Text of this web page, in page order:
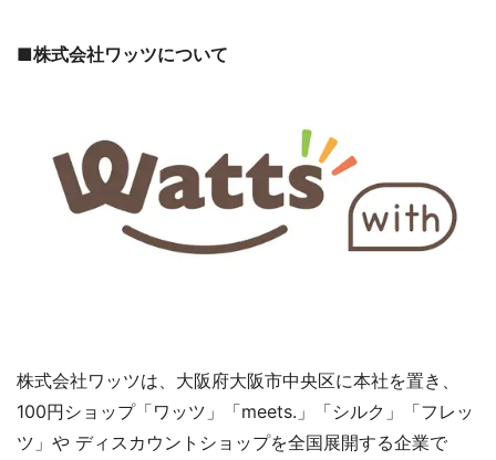
■株式会社ワッツについて
株式会社ワッツは、大阪府大阪市中央区に本社を置き、
100円ショップ「ワッツ」「meets.」「シルク」「フレッ
ツ」や ディスカウントショップを全国展開する企業で